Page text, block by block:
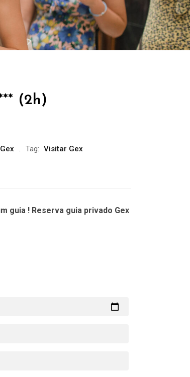
(2h)
Gex Tag: Visitar Gex
guia ! Reserva guia privado Gex